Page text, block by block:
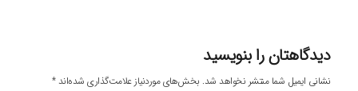
دیدگاهتان را بنویسید
نشانی ایمیل شما منتشر نخواهد شد. بخش‌های موردنیاز علامت‌گذاری شده‌اند*